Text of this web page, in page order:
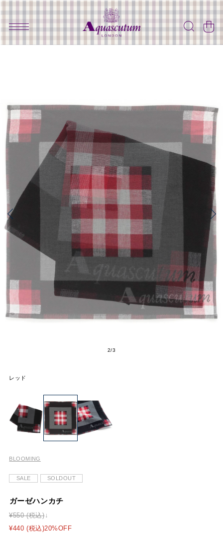
2/3
レッド
BLOOMING
SALE SOLDOUT
ガーゼハンカチ
¥550 (税込)
¥440 (税込)20%OFF